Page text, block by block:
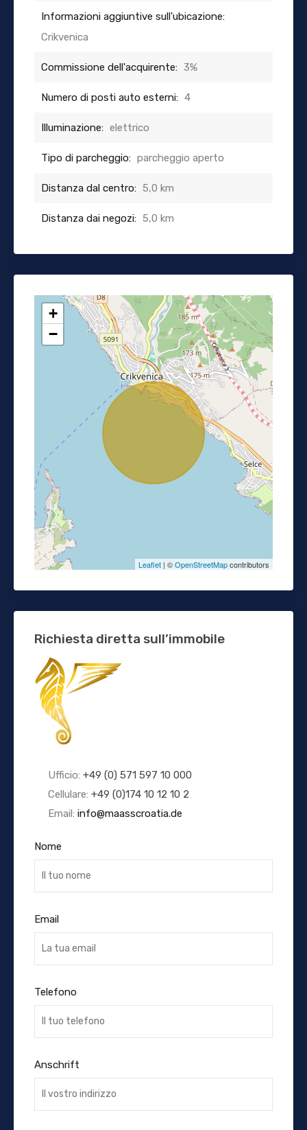
Informazioni aggiuntive sull'ubicazione:
Crikvenica
Commissione dell'acquirente: 3%
Numero di posti auto esterni: 4
Illuminazione: elettrico
Tipo di parcheggio: parcheggio aperto
Distanza dal centro: 5,0 km
Distanza dai negozi: 5,0 km
+
−
Leaflet | ©OpenStreetMapcontributors
Richiesta diretta sull’immobile
Ufficio: +49 (0) 571 597 10 000
Cellulare: +49 (0)174 10 12 10 2
Email: info@maasscroatia.de
Nome
Email
Telefono
Anschrift